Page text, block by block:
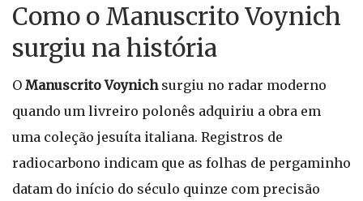
Como o Manuscrito Voynich
surgiu na história
O Manuscrito Voynichsurgiu no radar moderno
quando um livreiro polonês adquiriu a obra em
uma coleção jesuíta italiana. Registros de
radiocarbono indicam que as folhas de pergaminho
datam do início do século quinze com precisão